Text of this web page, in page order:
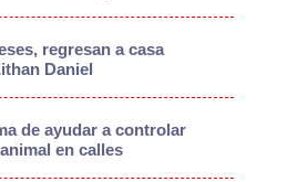
regresan a casa
Daniel
de ayudar a controlar
en calles